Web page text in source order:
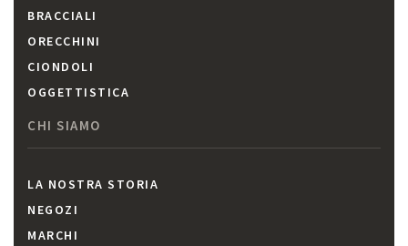
BRACCIALI
ORECCHINI
CIONDOLI
OGGETTISTICA
CHI SIAMO
LA NOSTRA STORIA
NEGOZI
MARCHI